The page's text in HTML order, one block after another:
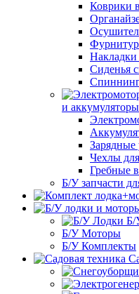
Коврики
Сиденья
и аккумуляторы
Зарядные
Чехлы
Гребные
Б/У запчасти
Б/
Б/У Моторы
Б/У Комплекты